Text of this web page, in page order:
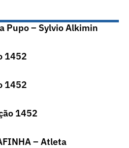
Pupo – Sylvio Alkimin
1452
1452
1452
– Atleta